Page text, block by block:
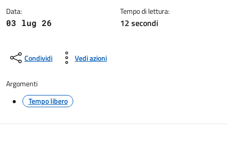
Data:
03 lug 26
Tempo di lettura:
12 secondi
Condividi Vedi azioni
Argomenti
Tempo libero